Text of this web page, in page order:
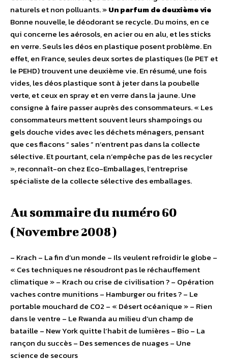
naturels et non polluants. »Un parfum de deuxième vie
Bonne nouvelle, le déodorant se recycle. Du moins, en ce
qui concerne les aérosols, en acier ou en alu, et les sticks
en verre. Seuls les déos en plastique posent problème. En
effet, en France, seules deux sortes de plastiques (le PET et
le PEHD) trouvent une deuxième vie. En résumé, une fois
vides, les déos plastique sont à jeter dans la poubelle
verte, et ceux en spray et en verre dans la jaune. Une
consigne à faire passer auprès des consommateurs. « Les
consommateurs mettent souvent leurs shampoings ou
gels douche vides avec les déchets ménagers, pensant
que ces flacons “ sales ” n’entrent pas dans la collecte
sélective. Et pourtant, cela n’empêche pas de les recycler
», reconnaît-on chez Eco-Emballages, l’entreprise
spécialiste de la collecte sélective des emballages.
Au sommaire du numéro 60
(Novembre 2008)
– Krach – La fin d’un monde – Ils veulent refroidir le globe –
« Ces techniques ne résoudront pas le réchauffement
climatique » – Krach ou crise de civilisation ? – Opération
vaches contre munitions – Hamburger ou frites ? – Le
portable mouchard de CO2 – « Désert océanique » – Rien
dans le ventre – Le Rwanda au milieu d’un champ de
bataille – New York quitte l’habit de lumières – Bio – La
rançon du succès – Des semences de nuages – Une
science de secours